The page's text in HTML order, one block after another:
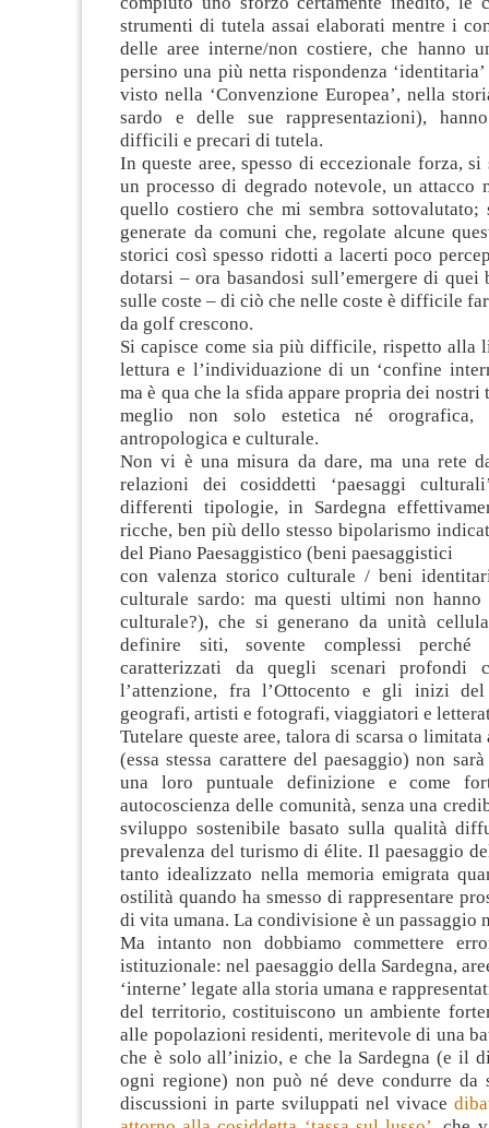
strumenti di tutela assai elaborati mentre i
delle aree interne/non costiere, che hanno
persino una più netta rispondenza
visto nella ‘Convenzione Europea’, nella
sardo e delle sue rappresentazioni),
difficili e precari di tutela.
In queste aree, spesso di eccezionale forza,
un processo di degrado notevole, un attacco
quello costiero che mi sembra sottovalutato;
generate da comuni che, regolate alcune
storici così spesso ridotti a lacerti poco
dotarsi – ora basandosi sull’emergere di
sulle coste – di ciò che nelle coste è difficile
da golf crescono.
Si capisce come sia più difficile, rispetto alla
lettura e l’individuazione di un ‘confine
ma è qua che la sfida appare propria dei nostri
meglio non solo estetica né orografica,
antropologica e culturale.
Non vi è una misura da dare, ma una rete
relazioni dei cosiddetti ‘paesaggi
differenti tipologie, in Sardegna
ricche, ben più dello stesso bipolarismo
del Piano Paesaggistico (beni paesaggistici
con valenza storico culturale / beni
culturale sardo: ma questi ultimi non hanno
culturale?), che si generano da unità
definire siti, sovente complessi perché
caratterizzati da quegli scenari profondi
l’attenzione, fra l’Ottocento e gli inizi
geografi, artisti e fotografi, viaggiatori e
Tutelare queste aree, talora di scarsa o
(essa stessa carattere del paesaggio) non
una loro puntuale definizione e come
autocoscienza delle comunità, senza una
sviluppo sostenibile basato sulla qualità
prevalenza del turismo di élite. Il paesaggio
tanto idealizzato nella memoria emigrata
ostilità quando ha smesso di rappresentare
di vita umana. La condivisione è un passaggio
Ma intanto non dobbiamo commettere
istituzionale: nel paesaggio della Sardegna,
‘interne’ legate alla storia umana e
del territorio, costituiscono un ambiente
alle popolazioni residenti, meritevole di una
che è solo all’inizio, e che la Sardegna (e il
ogni regione) non può né deve condurre da
discussioni in parte sviluppati nel vivace